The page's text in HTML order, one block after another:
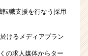
職支援を行なう採用
けるメディアプラン
の求人媒体からター